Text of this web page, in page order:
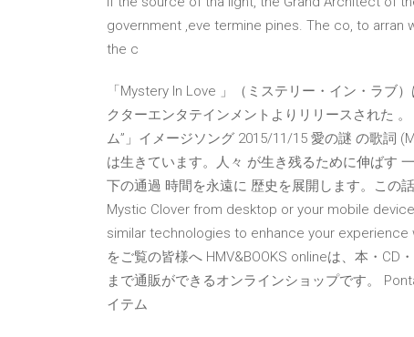
government ,eve termine pines. The co, to arran
the c
「Mystery In Love 」（ミステリー・イン・ラブ
クターエンタテインメントよりリリースされた
ム”」イメージソング 2015/11/15 愛の謎 の歌詞
は生きています。人々 が生き残るために伸ばす
下の通過 時間を永遠に 歴史を展開します。この
Mystic Clover from desktop or your mobile
similar technologies to enhance your
をご覧の皆様へ HMV&BOOKS onlineは、本・
まで通販ができるオンラインショップです。
イテム